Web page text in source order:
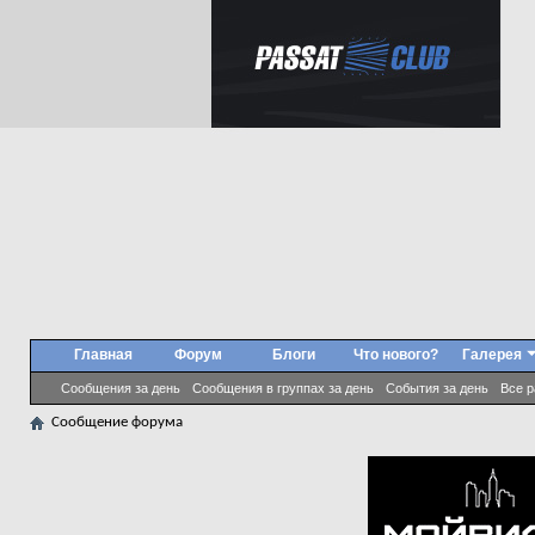
Главная Форум Блоги Что нового?
Сообщения за день Сообщения в группах за день События за день Все
Галерея
Сообщение форума